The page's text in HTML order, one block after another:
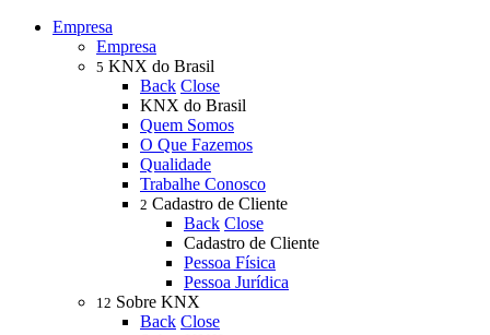
Empresa
Empresa
5 KNX do Brasil
Back Close
KNX do Brasil
Quem Somos
O Que Fazemos
Qualidade
Trabalhe Conosco
2 Cadastro de Cliente
Back Close
Cadastro de Cliente
Pessoa Física
Pessoa Jurídica
12 Sobre KNX
Back Close